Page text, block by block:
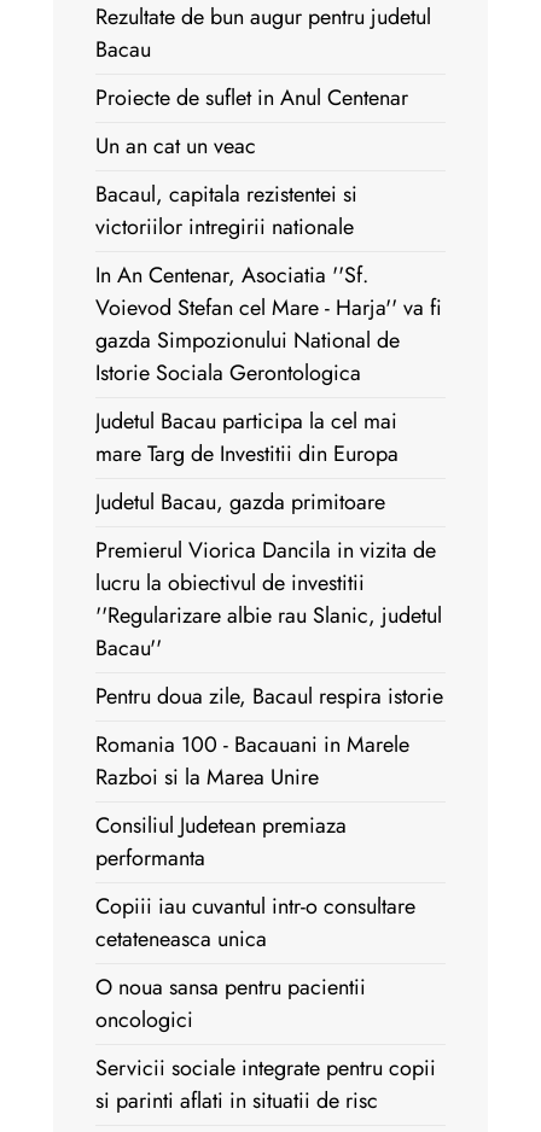
Rezultate de bun augur pentru judetul
Bacau
Proiecte de suflet in Anul Centenar
Un an cat un veac
Bacaul, capitala rezistentei si
victoriilor intregirii nationale
In An Centenar, Asociatia ''Sf.
Voievod Stefan cel Mare - Harja'' va fi
gazda Simpozionului National de
Istorie Sociala Gerontologica
Judetul Bacau participa la cel mai
mare Targ de Investitii din Europa
Judetul Bacau, gazda primitoare
Premierul Viorica Dancila in vizita de
lucru la obiectivul de investitii
''Regularizare albie rau Slanic, judetul
Bacau''
Pentru doua zile, Bacaul respira istorie
Romania 100 - Bacauani in Marele
Razboi si la Marea Unire
Consiliul Judetean premiaza
performanta
Copiii iau cuvantul intr-o consultare
cetateneasca unica
O noua sansa pentru pacientii
oncologici
Servicii sociale integrate pentru copii
si parinti aflati in situatii de risc